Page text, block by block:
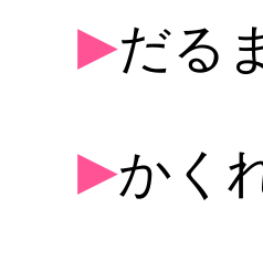
▶だる
▶かく